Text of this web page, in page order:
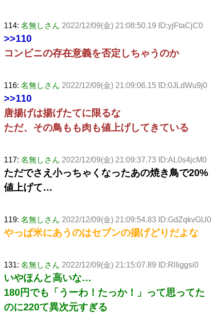
114: 名無しさん 2022/12/09(金) 21:08:50.19 ID:yjFtaCjC0
>>110
コンビニの存在意義を否定しちゃうのか
116: 名無しさん 2022/12/09(金) 21:09:06.15 ID:0JLdWu9j0
>>110
唐揚げは揚げたてに限るな
ただ、その鳥もも肉も値上げしてきている
117: 名無しさん 2022/12/09(金) 21:09:37.73 ID:AL0s4jcM0
ただでさえ小っちゃくなったあの焼き鳥で20%
値上げて…
119: 名無しさん 2022/12/09(金) 21:09:54.83 ID:GdZqkvGU0
やっぱ米にあうのはセブンの揚げどりだよな
131: 名無しさん 2022/12/09(金) 21:15:07.89 ID:RlIiggsi0
いやほんと高いな…
180円でも「うーわ！たっか！」って思ってた
のに220て異次元すぎる